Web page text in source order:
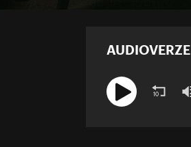
AUDIOVERZE